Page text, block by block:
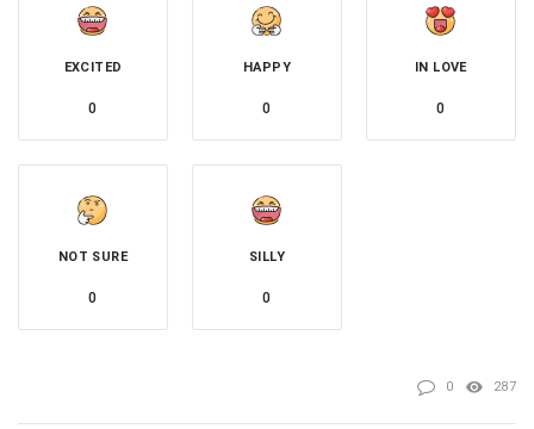
EXCITED
0
HAPPY
0
IN LOVE
0
NOT SURE
0
SILLY
0
0 287